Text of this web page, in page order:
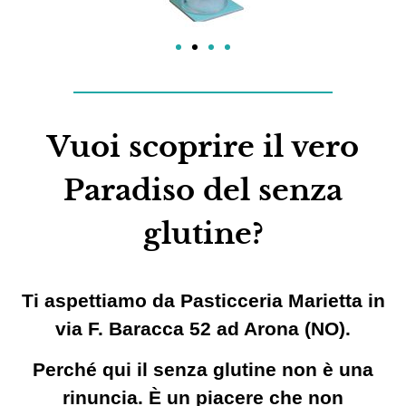
Vuoi scoprire il vero
Paradiso del senza
glutine?
Ti aspettiamo da Pasticceria Marietta in
via F. Baracca 52 ad Arona (NO).
Perché qui il senza glutine non è una
rinuncia. È un piacere che non